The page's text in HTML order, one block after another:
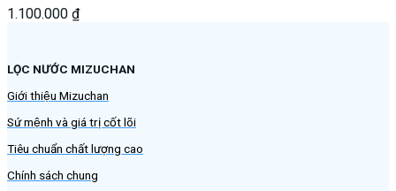
1.100.000 ₫
LỌC NƯỚC MIZUCHAN
Giới thiệu Mizuchan
Sứ mệnh và giá trị cốt lõi
Tiêu chuẩn chất lượng cao
Chính sách chung